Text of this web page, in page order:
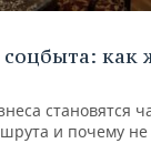
как
становятся
и почему